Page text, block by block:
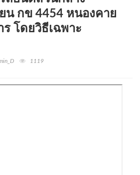
น กข 4454 หนองคาย
โดยวิธีเฉพาะ
1119